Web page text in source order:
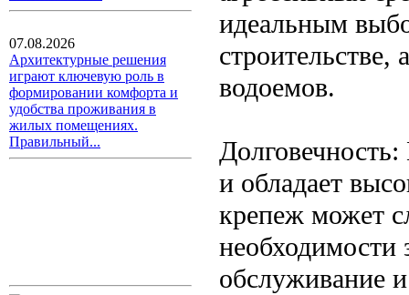
07.08.2026
Архитектурные решения
играют ключевую роль в
формировании комфорта и
удобства проживания в
жилых помещениях.
Правильный...
идеальным
водоемов.
и обладает
крепеж может
необходимости
обслуживание